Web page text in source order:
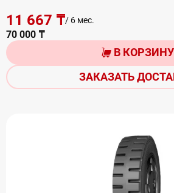
11 667 ₸/ 6 мес.
70 000 ₸
В КОРЗИНУ
ЗАКАЗАТЬ